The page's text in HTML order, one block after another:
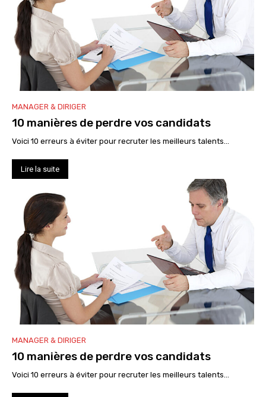
MANAGER & DIRIGER
10 manières de perdre vos candidats
Voici 10 erreurs à éviter pour recruter les meilleurs talents...
Lire la suite
MANAGER & DIRIGER
10 manières de perdre vos candidats
Voici 10 erreurs à éviter pour recruter les meilleurs talents...